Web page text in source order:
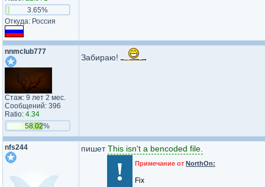
3.65%
Откуда: Россия
nnmclub777
Стаж: 9 лет 2 мес.
Сообщений: 396
Ratio: 4.34
58.02%
Забираю!
nfs244 пишетThis isn't a bencoded file.
! Примечание от NorthOn:
Fix